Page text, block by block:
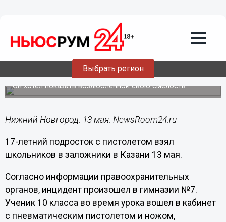
Выбрать регион
13.05.201914:54
Подросток с пистолетом захватил в
заложники одноклассников
Он хотел показать возлюбленной свою смелость.
Нижний Новгород. 13 мая. NewsRoom24.ru -
17-летний подросток с пистолетом взял
школьников в заложники в Казани 13 мая.
Согласно информации правоохранительных
органов, инцидент произошел в гимназии №7.
Ученик 10 класса во время урока вошел в кабинет
с пневматическим пистолетом и ножом,